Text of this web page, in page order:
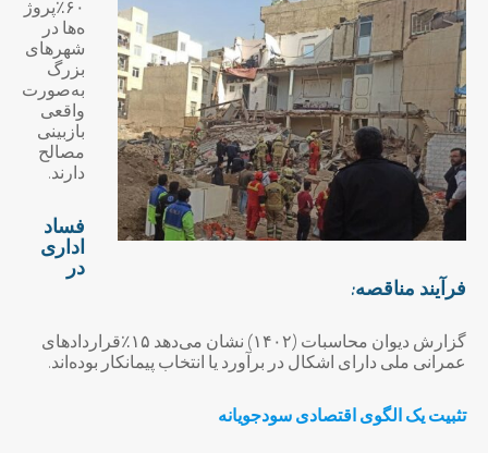
۶۰٪پروژ
ه‌ها در
شهرهای
بزرگ
به‌صورت
واقعی
بازبینی
مصالح
دارند.
فساد
اداری
در
فرآیند مناقصه:
گزارش دیوان محاسبات (۱۴۰۲) نشان می‌دهد ۱۵٪قراردادهای
عمرانی ملی دارای اشکال در برآورد یا انتخاب پیمانکار بوده‌اند.
تثبیت یک الگوی اقتصادی سودجویانه